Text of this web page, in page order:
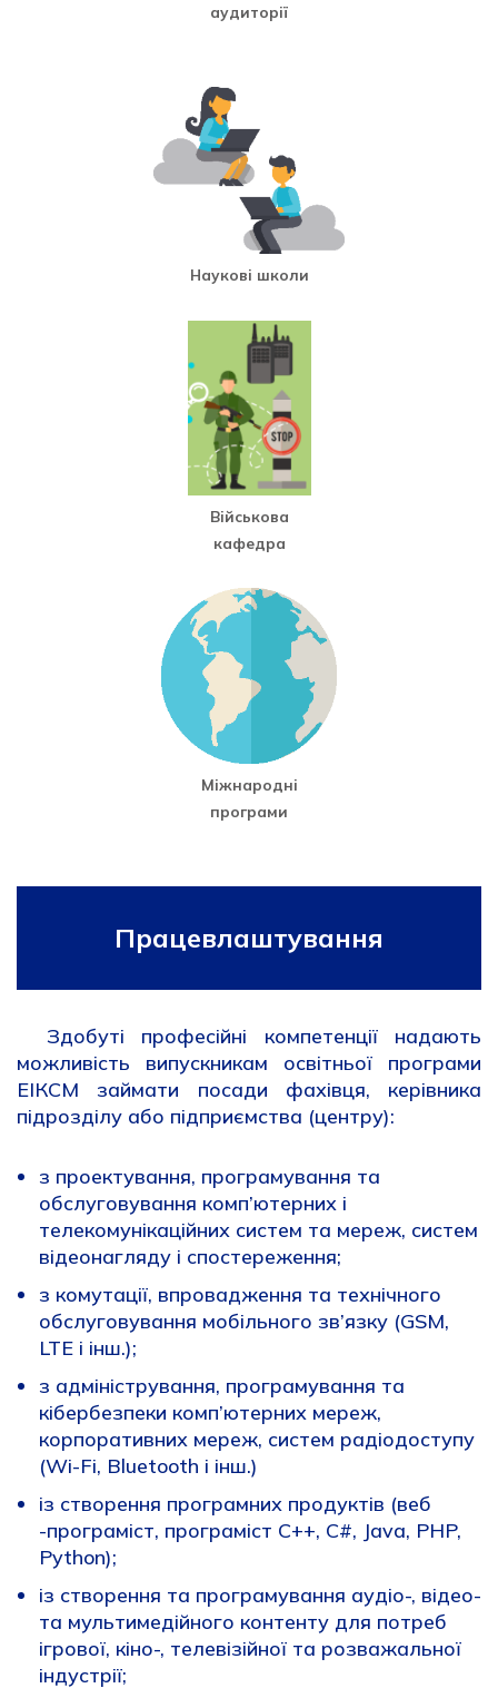
аудиторії
Наукові школи
Військова
кафедра
Міжнародні
програми
Працевлаштування
Здобуті професійні компетенції надають
можливість випускникам освітньої програми
ЕІКСМ займати посади фахівця, керівника
підрозділу або підприємства (центру):
з проектування, програмування та
обслуговування комп’ютерних і
телекомунікаційних систем та мереж, систем
відеонагляду і спостереження;
з комутації, впровадження та технічного
обслуговування мобільного зв’язку (GSM,
LTE і інш.);
з адміністрування, програмування та
кібербезпеки комп’ютерних мереж,
корпоративних мереж, систем радіодоступу
(Wi-Fi, Bluetooth і інш.)
із створення програмних продуктів (веб
-програміст, програміст С++, С#, Java, PHP,
Python);
із створення та програмування аудіо-, відео-
та мультимедійного контенту для потреб
ігрової, кіно-, телевізійної та розважальної
індустрії;